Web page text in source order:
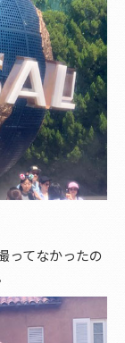
ってなかったの